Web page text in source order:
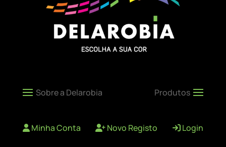
Minha Conta Novo Registo Login